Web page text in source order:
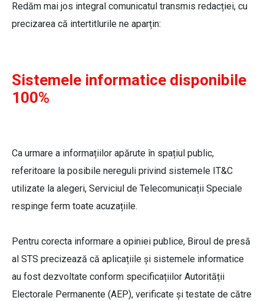
Redăm mai jos integral comunicatul transmis redacției, cu
precizarea că intertitlurile ne aparțin:
Sistemele informatice disponibile
100%
Ca urmare a informațiilor apărute în spațiul public,
referitoare la posibile nereguli privind sistemele IT&C
utilizate la alegeri, Serviciul de Telecomunicații Speciale
respinge ferm toate acuzațiile.
Pentru corecta informare a opiniei publice, Biroul de presă
al STS precizează că aplicațiile și sistemele informatice
au fost dezvoltate conform specificațiilor Autorității
Electorale Permanente (AEP), verificate și testate de către